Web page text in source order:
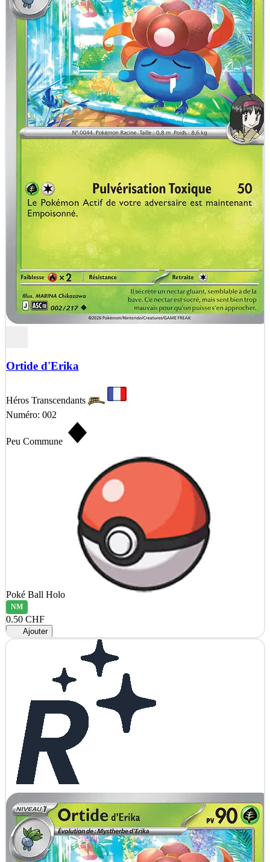
Ortide d'Erika
Héros Transcendants
Numéro: 002
Peu Commune
Poké Ball Holo
NM
0.50 CHF
Ajouter